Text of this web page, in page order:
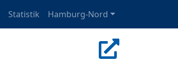
Statistik Hamburg-Nord